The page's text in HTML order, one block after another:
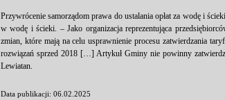
Przywrócenie samorządom prawa do ustalania opłat za wodę i
w wodę i ścieki. – Jako organizacja reprezentująca
zmian, które mają na celu usprawnienie procesu zatwierdzania
rozwiązań sprzed 2018 […] Artykuł Gminy nie powinny
Lewiatan.
Data publikacji: 06.02.2025